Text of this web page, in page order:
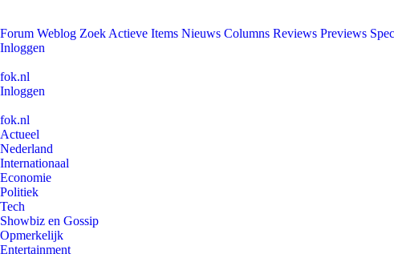
Forum Weblog Zoek Actieve Items Nieuws Columns Reviews Previews
Inloggen
fok.nl
Inloggen
fok.nl
Actueel
Nederland
Internationaal
Economie
Politiek
Tech
Showbiz en Gossip
Opmerkelijk
Entertainment